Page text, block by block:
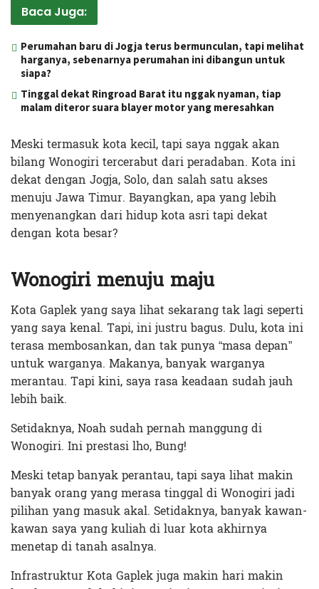
Baca Juga:
Perumahan baru di Jogja terus bermunculan, tapi melihat
harganya, sebenarnya perumahan ini dibangun untuk
siapa?
Tinggal dekat Ringroad Barat itu nggak nyaman, tiap
malam diteror suara blayer motor yang meresahkan
Meski termasuk kota kecil, tapi saya nggak akan
bilang Wonogiri tercerabut dari peradaban. Kota ini
dekat dengan Jogja, Solo, dan salah satu akses
menuju Jawa Timur. Bayangkan, apa yang lebih
menyenangkan dari hidup kota asri tapi dekat
dengan kota besar?
Wonogiri menuju maju
Kota Gaplek yang saya lihat sekarang tak lagi seperti
yang saya kenal. Tapi, ini justru bagus. Dulu, kota ini
terasa membosankan, dan tak punya “masa depan”
untuk warganya. Makanya, banyak warganya
merantau. Tapi kini, saya rasa keadaan sudah jauh
lebih baik.
Setidaknya, Noah sudah pernah manggung di
Wonogiri. Ini prestasi lho, Bung!
Meski tetap banyak perantau, tapi saya lihat makin
banyak orang yang merasa tinggal di Wonogiri jadi
pilihan yang masuk akal. Setidaknya, banyak kawan-
kawan saya yang kuliah di luar kota akhirnya
menetap di tanah asalnya.
Infrastruktur Kota Gaplek juga makin hari makin